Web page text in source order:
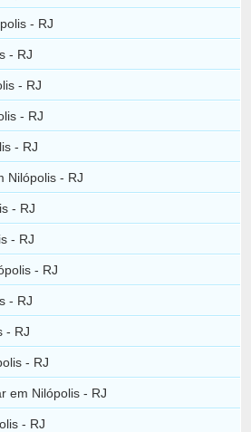
- RJ
- RJ
- RJ
- RJ
- RJ
Nilópolis - RJ
- RJ
- RJ
- RJ
- RJ
- RJ
- RJ
em Nilópolis - RJ
- RJ